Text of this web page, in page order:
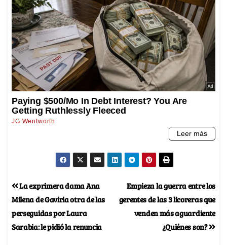
Empieza la guerra entre los
gerentes de las 3 licoreras que
venden más aguardiente
¿Quiénes son?
La exprimera dama Ana
Milena de Gaviria otra de las
perseguidas por Laura
Sarabia: le pidió la renuncia